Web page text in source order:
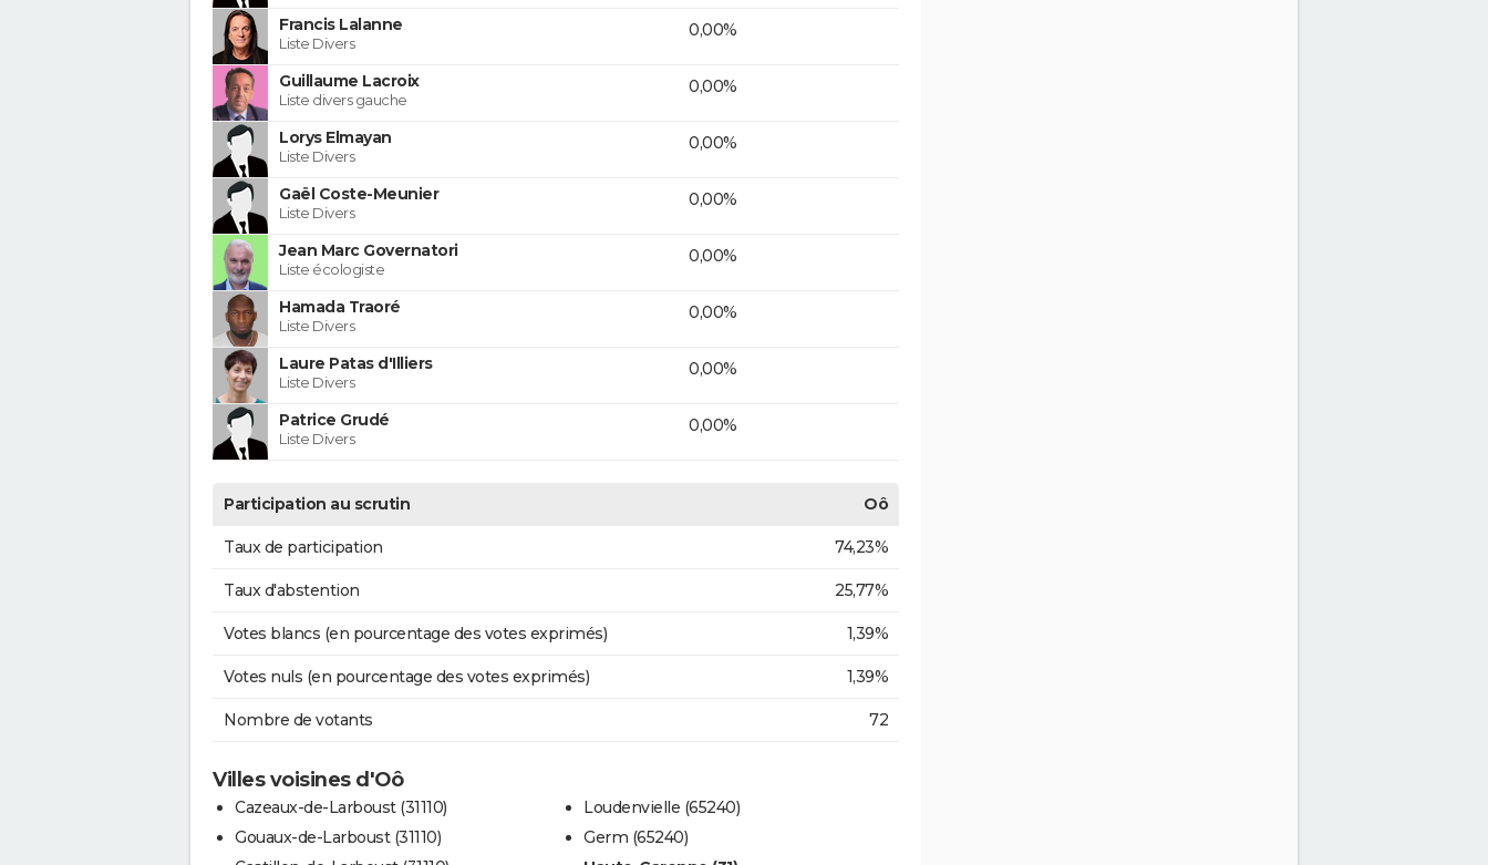
Francis Lalanne
Liste Divers
0,00%
Guillaume Lacroix
Liste divers gauche
0,00%
Lorys Elmayan
Liste Divers
0,00%
Gaël Coste-Meunier
Liste Divers
0,00%
Jean Marc Governatori
Liste écologiste
0,00%
Hamada Traoré
Liste Divers
0,00%
Laure Patas d'Illiers
Liste Divers
0,00%
Patrice Grudé
Liste Divers
0,00%
Participation au scrutin Oô
Taux de participation 74,23%
Taux d'abstention 25,77%
Votes blancs (en pourcentage des votes exprimés) 1,39%
Votes nuls (en pourcentage des votes exprimés) 1,39%
Nombre de votants 72
Villes voisines d'Oô
Cazeaux-de-Larboust (31110)
Gouaux-de-Larboust (31110)
Loudenvielle (65240)
Germ (65240)